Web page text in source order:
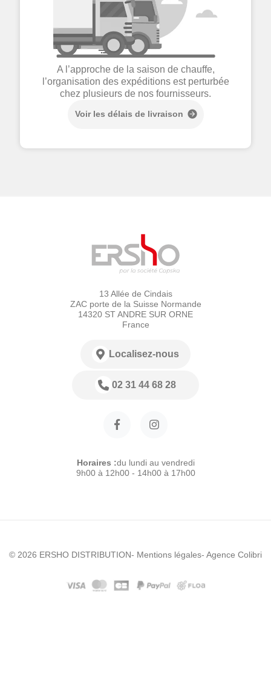
A l’approche de la saison de chauffe,
l’organisation des expéditions est perturbée
chez plusieurs de nos fournisseurs.
Voir les délais de livraison
13 Allée de Cindais
ZAC porte de la Suisse Normande
14320 ST ANDRE SUR ORNE
France
Localisez-nous
02 31 44 68 28
Horaires :du lundi au vendredi
9h00 à 12h00 - 14h00 à 17h00
© 2026 ERSHO DISTRIBUTION- Mentions légales- Agence Colibri